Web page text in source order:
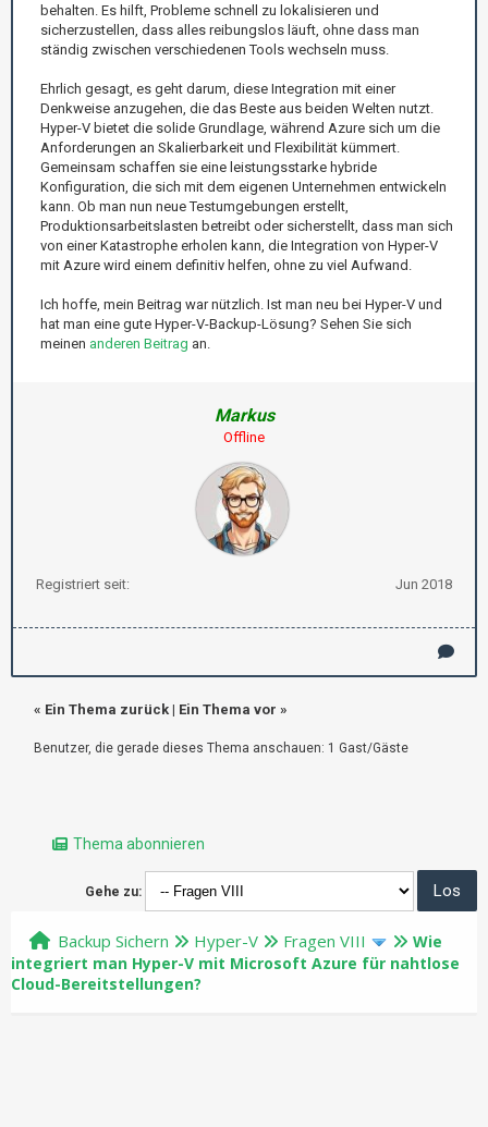
behalten. Es hilft, Probleme schnell zu lokalisieren und
sicherzustellen, dass alles reibungslos läuft, ohne dass man
ständig zwischen verschiedenen Tools wechseln muss.
Ehrlich gesagt, es geht darum, diese Integration mit einer
Denkweise anzugehen, die das Beste aus beiden Welten nutzt.
Hyper-V bietet die solide Grundlage, während Azure sich um die
Anforderungen an Skalierbarkeit und Flexibilität kümmert.
Gemeinsam schaffen sie eine leistungsstarke hybride
Konfiguration, die sich mit dem eigenen Unternehmen entwickeln
kann. Ob man nun neue Testumgebungen erstellt,
Produktionsarbeitslasten betreibt oder sicherstellt, dass man sich
von einer Katastrophe erholen kann, die Integration von Hyper-V
mit Azure wird einem definitiv helfen, ohne zu viel Aufwand.
Ich hoffe, mein Beitrag war nützlich. Ist man neu bei Hyper-V und
hat man eine gute Hyper-V-Backup-Lösung? Sehen Sie sich
meinen anderen Beitrag an.
Markus
Offline
Registriert seit: Jun 2018
« Ein Thema zurück | Ein Thema vor »
Benutzer, die gerade dieses Thema anschauen: 1 Gast/Gäste
Thema abonnieren
Gehe zu:
Backup Sichern Hyper-V Fragen VIII
Wie
integriert man Hyper-V mit Microsoft Azure für nahtlose
Cloud-Bereitstellungen?